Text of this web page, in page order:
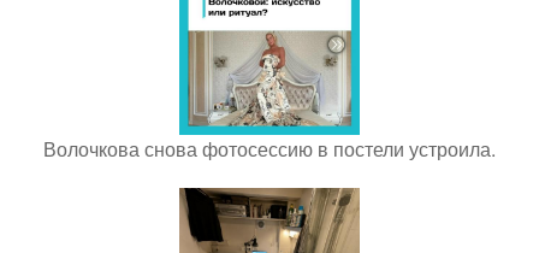
Волочкова снова фотосессию в постели устроила.